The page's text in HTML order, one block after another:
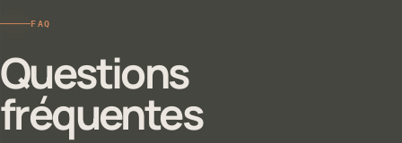
FAQ
Questions
fréquentes